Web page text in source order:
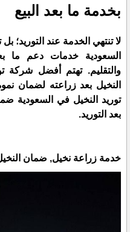
بخدمة ما بعد البيع
لا تنتهي الخدمة عند التوريد؛
السعودية خدمات دعم ما
والتقليم. تهتم أفضل شركة
النخيل بعد زراعته لضمان
توريد النخيل في السعودية
بعد التوريد.
خدمة زراعة نخيل, ضمان